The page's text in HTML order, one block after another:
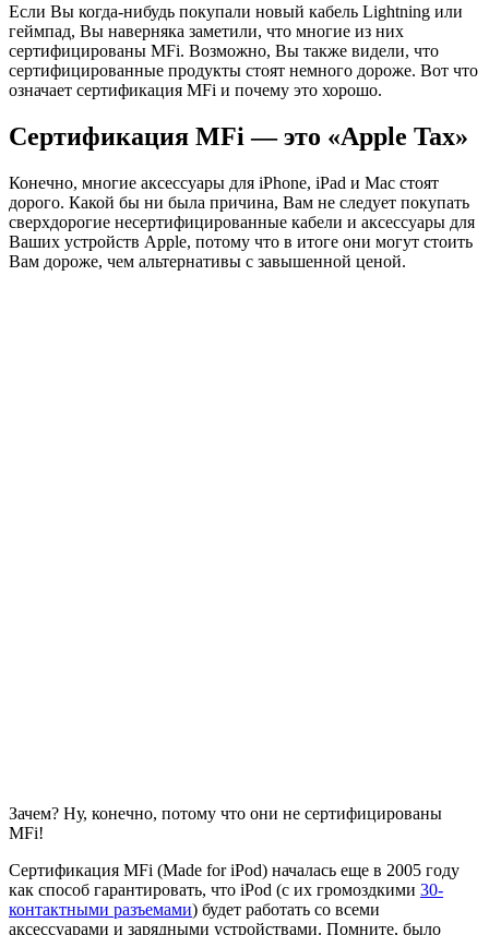
Если Вы когда-нибудь покупали новый кабель Lightning или
геймпад, Вы наверняка заметили, что многие из них
сертифицированы MFi. Возможно, Вы также видели, что
сертифицированные продукты стоят немного дороже. Вот что
означает сертификация MFi и почему это хорошо.
Сертификация MFi — это «Apple Tax»
Конечно, многие аксессуары для iPhone, iPad и Mac стоят
дорого. Какой бы ни была причина, Вам не следует покупать
сверхдорогие несертифицированные кабели и аксессуары для
Ваших устройств Apple, потому что в итоге они могут стоить
Вам дороже, чем альтернативы с завышенной ценой.
Зачем? Ну, конечно, потому что они не сертифицированы
MFi!
Сертификация MFi (Made for iPod) началась еще в 2005 году
как способ гарантировать, что iPod (с их громоздкими 30-
контактными разъемами) будет работать со всеми
аксессуарами и зарядными устройствами. Помните, было